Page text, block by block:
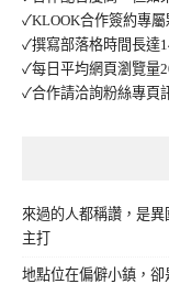
✓KLOOK合作簽約專屬
✓撰寫部落格時間長達
✓每日平均網頁瀏覽量
✓合作請洽詢粉絲專頁
來過的人都稱讚，是
主打
地點位在偏僻小鎮，